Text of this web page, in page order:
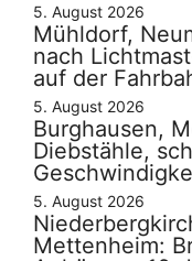
5. August 2026
Mühldorf,
nach
auf der
5. August 2026
Burghausen,
Diebstähle,
5. August 2026
Mettenheim: